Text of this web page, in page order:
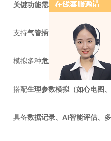
​关键功能需求​​：
支持​气管插管、环甲膜穿刺、
模拟多种​危急状态（如窒息、
搭配​生理参数模拟（如心电图、
具备​数据记录、AI智能评估、